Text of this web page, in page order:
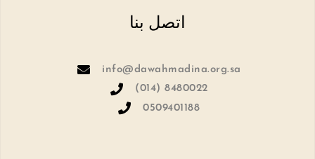
اتصل بنا
info@dawahmadina.org.sa
(014) 8480022
0509401188